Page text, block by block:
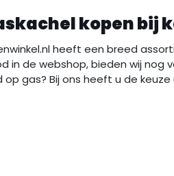
kopen
heeft een breed
in de webshop, bieden wij nog
gas? Bij ons heeft u de